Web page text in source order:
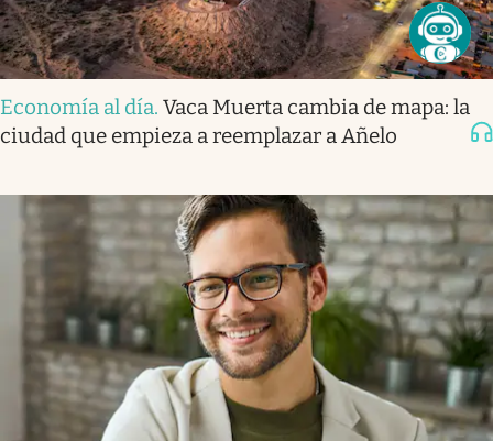
Economía al día. Vaca Muerta cambia de mapa: la
ciudad que empieza a reemplazar a Añelo